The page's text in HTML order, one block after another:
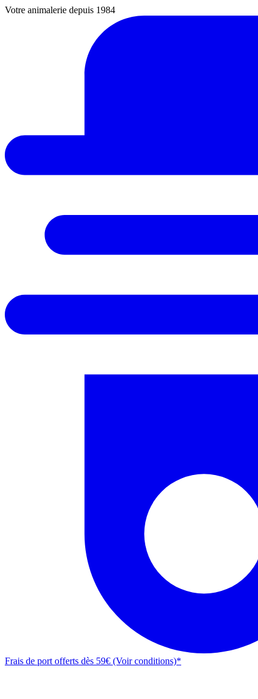
Votre animalerie depuis 1984
Frais de port offerts dès 59€ (Voir conditions)*